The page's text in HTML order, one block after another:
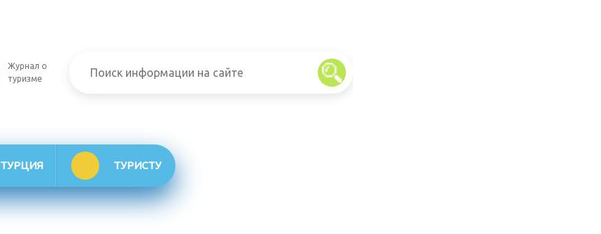
Журнал о
туризме
ТУРЦИЯ ТУРИСТУ